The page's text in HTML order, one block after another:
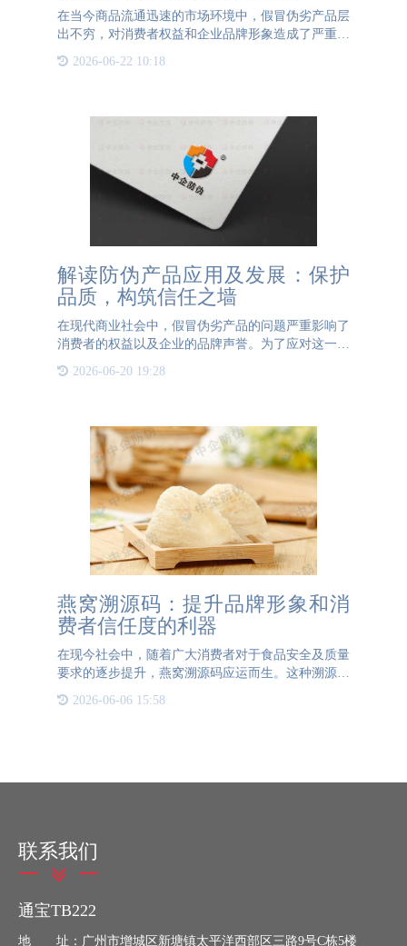
在当今商品流通迅速的市场环境中，假冒伪劣产品层
出不穷，对消费者权益和企业品牌形象造成了严重威
胁。因此，防伪技术显得尤为重要。 水印是最常见
的防伪手段之一，通过在纸张中嵌入特殊图案，这些
2026-06-22 10:18
解读防伪产品应用及发展：保护
品质，构筑信任之墙
在现代商业社会中，假冒伪劣产品的问题严重影响了
消费者的权益以及企业的品牌声誉。为了应对这一问
题。防伪产品不仅可以有效识别真伪，也能提供其源
2026-06-20 19:28
燕窝溯源码：提升品牌形象和消
费者信任度的利器
在现今社会中，随着广大消费者对于食品安全及质量
要求的逐步提升，燕窝溯源码应运而生。这种溯源码
了解产品的生产过程、质量报告、流通地等重要信
2026-06-06 15:58
联系我们
通宝TB222
地 址：广州市增城区新塘镇太平洋西部区三路9号C栋5楼